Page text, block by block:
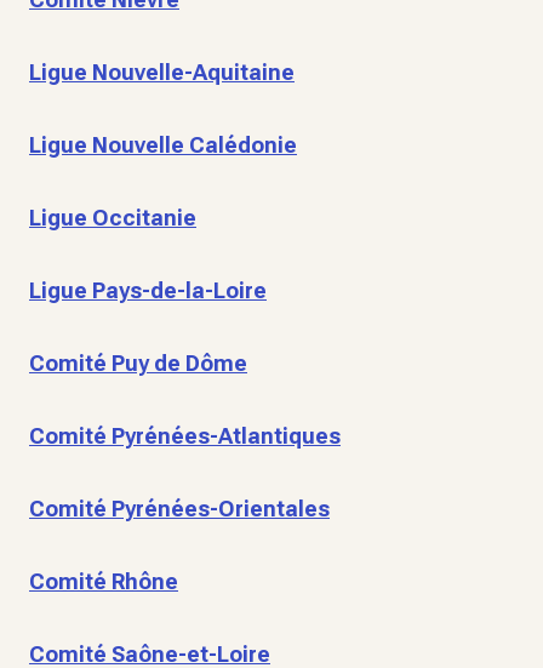
Ligue Nouvelle-Aquitaine
Ligue Nouvelle Calédonie
Ligue Occitanie
Ligue Pays-de-la-Loire
Comité Puy de Dôme
Comité Pyrénées-Atlantiques
Comité Pyrénées-Orientales
Comité Rhône
Comité Saône-et-Loire